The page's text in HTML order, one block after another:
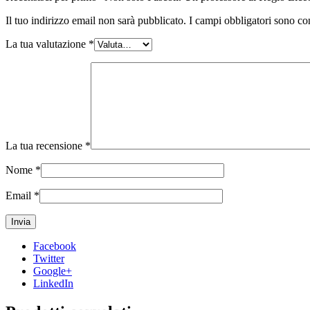
Il tuo indirizzo email non sarà pubblicato. I campi obbligatori sono
La tua valutazione *
La tua recensione *
Nome *
Email *
Facebook
Twitter
Google+
LinkedIn